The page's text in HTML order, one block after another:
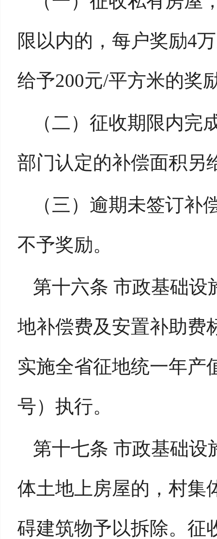
限以内的，每户奖励4
给予200元/平方米的奖
（二）征收期限内
部门认定的补偿面积另
（三）逾期未签订
不予奖励。
第十六条 市政基础设
地补偿费及安置补助费
实施全省征地统一年产
号）执行。
第十七条 市政基础设
体土地上房屋的，村集
碍建筑物予以拆除。征